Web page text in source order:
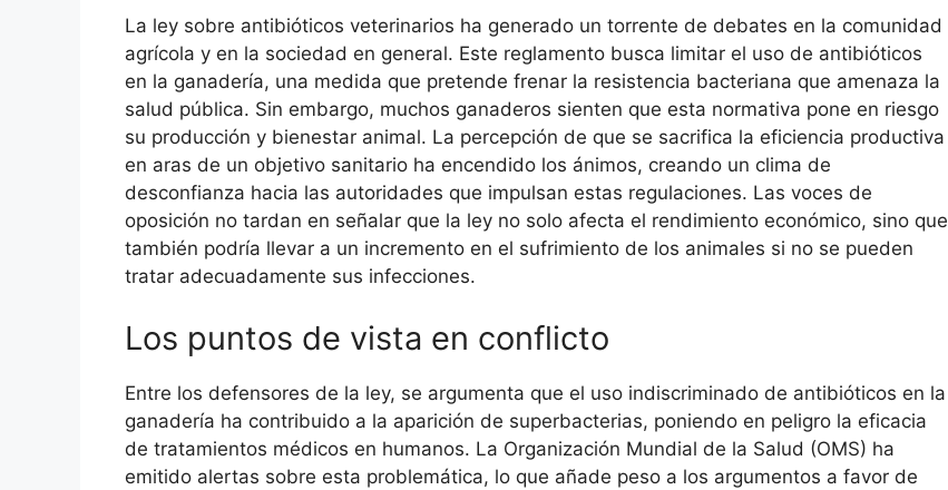
La ley sobre antibióticos veterinarios ha generado un torrente de debates en la comunidad
agrícola y en la sociedad en general. Este reglamento busca limitar el uso de antibióticos
en la ganadería, una medida que pretende frenar la resistencia bacteriana que amenaza la
salud pública. Sin embargo, muchos ganaderos sienten que esta normativa pone en riesgo
su producción y bienestar animal. La percepción de que se sacrifica la eficiencia productiva
en aras de un objetivo sanitario ha encendido los ánimos, creando un clima de
desconfianza hacia las autoridades que impulsan estas regulaciones. Las voces de
oposición no tardan en señalar que la ley no solo afecta el rendimiento económico, sino que
también podría llevar a un incremento en el sufrimiento de los animales si no se pueden
tratar adecuadamente sus infecciones.
Los puntos de vista en conflicto
Entre los defensores de la ley, se argumenta que el uso indiscriminado de antibióticos en la
ganadería ha contribuido a la aparición de superbacterias, poniendo en peligro la eficacia
de tratamientos médicos en humanos. La Organización Mundial de la Salud (OMS) ha
emitido alertas sobre esta problemática, lo que añade peso a los argumentos a favor de